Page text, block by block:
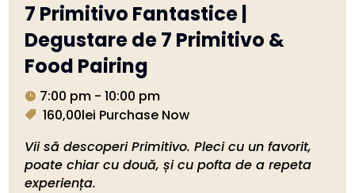
7 Primitivo Fantastice |
Degustare de 7 Primitivo &
Food Pairing
7:00 pm - 10:00 pm
160,00lei Purchase Now
Vii să descoperi Primitivo. Pleci cu un favorit,
poate chiar cu două, și cu pofta de a repeta
experiența.